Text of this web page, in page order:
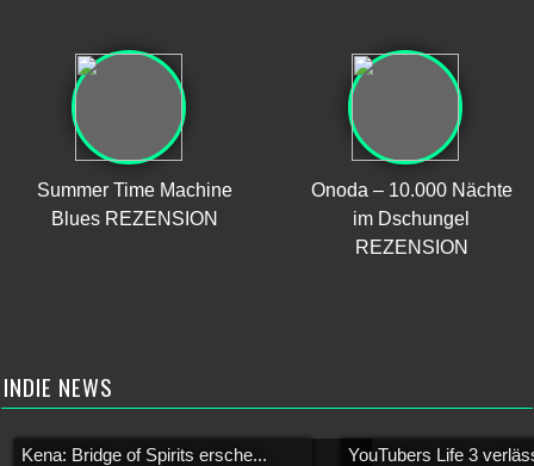
Summer Time Machine
Blues REZENSION
Onoda – 10.000 Nächte
im Dschungel
REZENSION
INDIE NEWS
Kena: Bridge of Spirits ersche... YouTubers Life 3